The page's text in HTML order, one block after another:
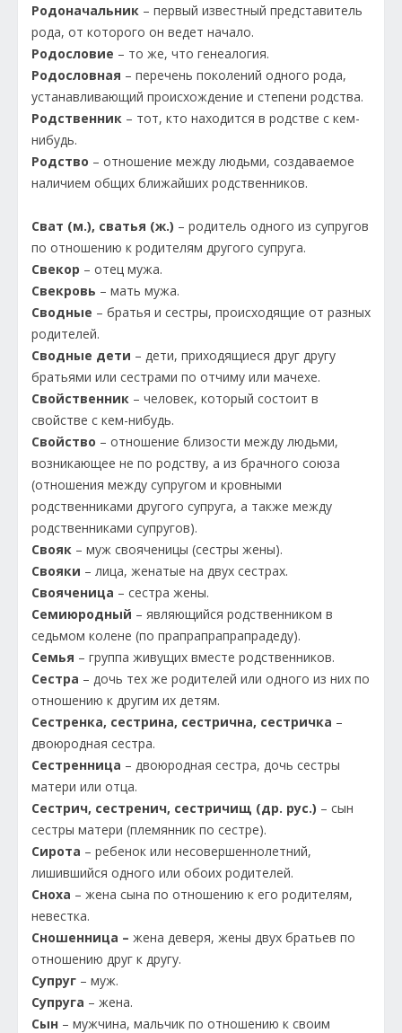
Родоначальник – первый известный представитель
рода, от которого он ведет начало.
Родословие – то же, что генеалогия.
Родословная – перечень поколений одного рода,
устанавливающий происхождение и степени родства.
Родственник – тот, кто находится в родстве с кем-
нибудь.
Родство – отношение между людьми, создаваемое
наличием общих ближайших родственников.
Сват (м.), сватья (ж.) – родитель одного из супругов
по отношению к родителям другого супруга.
Свекор – отец мужа.
Свекровь – мать мужа.
Сводные – братья и сестры, происходящие от разных
родителей.
Сводные дети – дети, приходящиеся друг другу
братьями или сестрами по отчиму или мачехе.
Свойственник – человек, который состоит в
свойстве с кем-нибудь.
Свойство – отношение близости между людьми,
возникающее не по родству, а из брачного союза
(отношения между супругом и кровными
родственниками другого супруга, а также между
родственниками супругов).
Свояк – муж свояченицы (сестры жены).
Свояки – лица, женатые на двух сестрах.
Свояченица – сестра жены.
Семиюродный – являющийся родственником в
седьмом колене (по прапрапрапрапрадеду).
Семья – группа живущих вместе родственников.
Сестра – дочь тех же родителей или одного из них по
отношению к другим их детям.
Сестренка, сестрина, сестрична, сестричка –
двоюродная сестра.
Сестренница – двоюродная сестра, дочь сестры
матери или отца.
Сестрич, сестренич, сестричищ (др. рус.) – сын
сестры матери (племянник по сестре).
Сирота – ребенок или несовершеннолетний,
лишившийся одного или обоих родителей.
Сноха – жена сына по отношению к его родителям,
невестка.
Сношенница – жена деверя, жены двух братьев по
отношению друг к другу.
Супруг – муж.
Супруга – жена.
Сын – мужчина, мальчик по отношению к своим